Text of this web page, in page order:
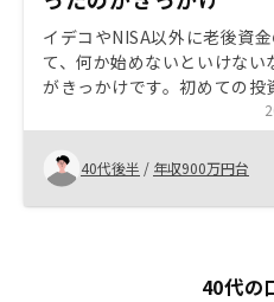
イデコやNISA以外に老後資
て、何か始めないといけない
がきっかけです。初めての投
スクがとれくらいあるかが
が、1つ1つ丁寧に説明して
自分が漠然と考えていたリス
きくないというのが理解出来
40代後半 / 年収900万円台
40代の